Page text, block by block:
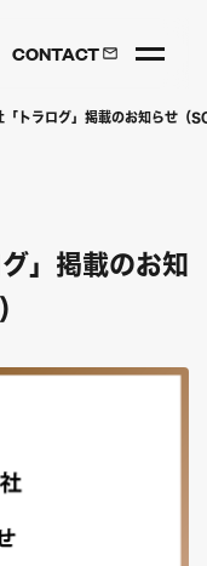
CONTACT
「トラログ」掲載のお知らせ
」掲載のお知